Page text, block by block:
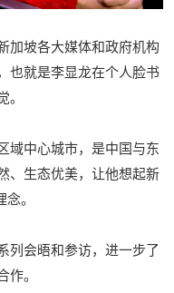
加坡各大媒体和政府机构
也就是李显龙在个人脸书
。
域中心城市，是中国与东
、生态优美，让他想起新
。
列会晤和参访，进一步了
作。